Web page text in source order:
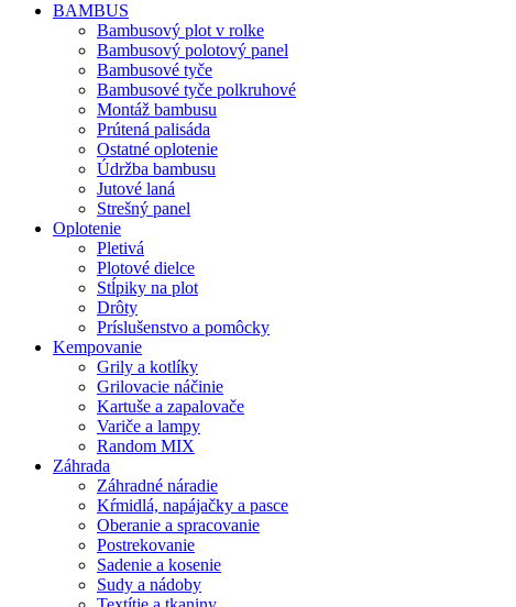
BAMBUS
Bambusový plot v rolke
Bambusový polotový panel
Bambusové tyče
Bambusové tyče polkruhové
Montáž bambusu
Prútená palisáda
Ostatné oplotenie
Údržba bambusu
Jutové laná
Strešný panel
Oplotenie
Pletivá
Plotové dielce
Stĺpiky na plot
Drôty
Príslušenstvo a pomôcky
Kempovanie
Grily a kotlíky
Grilovacie náčinie
Kartuše a zapalovače
Variče a lampy
Random MIX
Záhrada
Záhradné náradie
Kŕmidlá, napájačky a pasce
Oberanie a spracovanie
Postrekovanie
Sadenie a kosenie
Sudy a nádoby